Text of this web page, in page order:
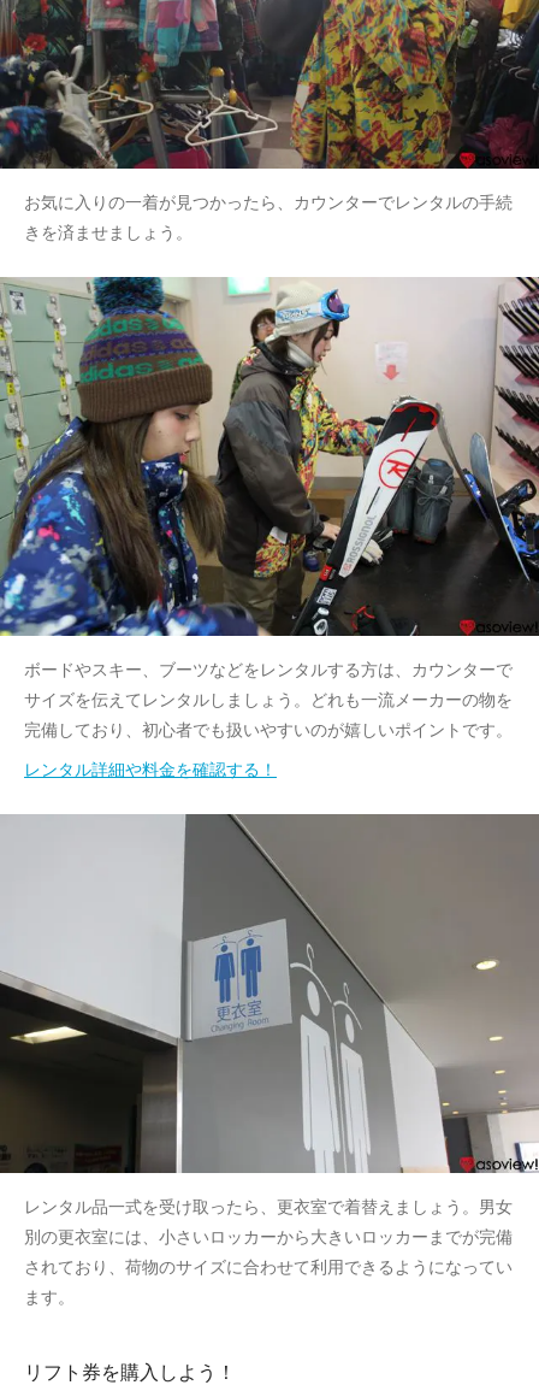
お気に入りの一着が見つかったら、カウンターでレンタルの手続
きを済ませましょう。
ボードやスキー、ブーツなどをレンタルする方は、カウンターで
サイズを伝えてレンタルしましょう。どれも一流メーカーの物を
完備しており、初心者でも扱いやすいのが嬉しいポイントです。
レンタル詳細や料金を確認する！
レンタル品一式を受け取ったら、更衣室で着替えましょう。男女
別の更衣室には、小さいロッカーから大きいロッカーまでが完備
されており、荷物のサイズに合わせて利用できるようになってい
ます。
リフト券を購入しよう！